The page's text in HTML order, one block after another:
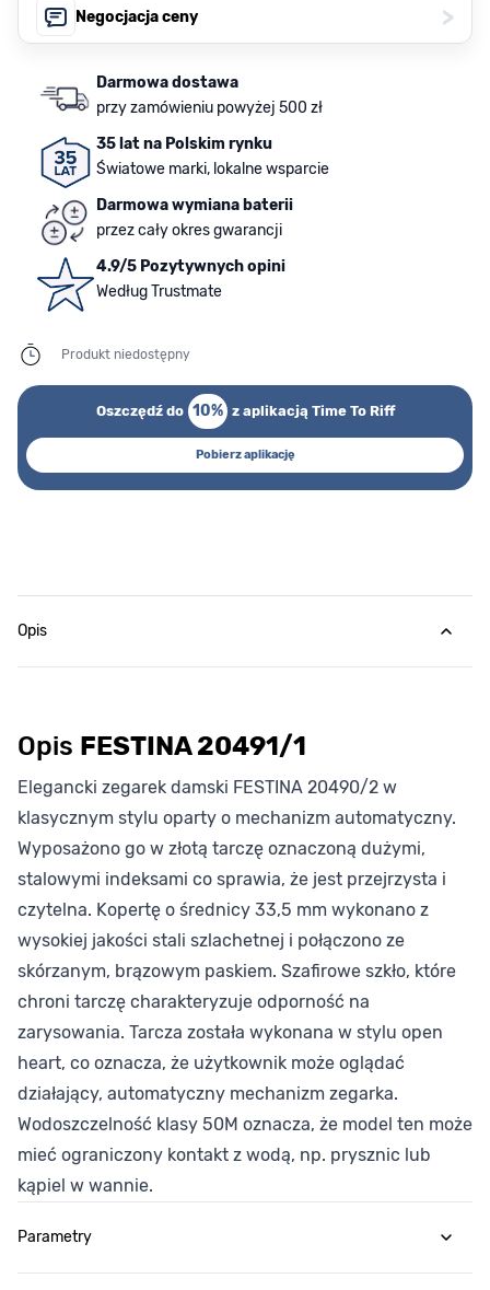
Negocjacja ceny >
Darmowa dostawa
przy zamówieniu powyżej 500 zł
35 lat na Polskim rynku
Światowe marki, lokalne wsparcie
Darmowa wymiana baterii
przez cały okres gwarancji
4.9/5 Pozytywnych opini
Według Trustmate
Produkt niedostępny
Oszczędź do 10% z aplikacją Time To Riff
Pobierz aplikację
Opis
Opis FESTINA 20491/1
Elegancki zegarek damski FESTINA 20490/2 w
klasycznym stylu oparty o mechanizm automatyczny.
Wyposażono go w złotą tarczę oznaczoną dużymi,
stalowymi indeksami co sprawia, że jest przejrzysta i
czytelna. Kopertę o średnicy 33,5 mm wykonano z
wysokiej jakości stali szlachetnej i połączono ze
skórzanym, brązowym paskiem. Szafirowe szkło, które
chroni tarczę charakteryzuje odporność na
zarysowania. Tarcza została wykonana w stylu open
heart, co oznacza, że użytkownik może oglądać
działający, automatyczny mechanizm zegarka.
Wodoszczelność klasy 50M oznacza, że model ten może
mieć ograniczony kontakt z wodą, np. prysznic lub
kąpiel w wannie.
Parametry